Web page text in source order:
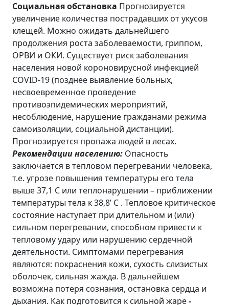
Социальная обстановка Прогнозируется
увеличение количества пострадавших от укусов
клещей. Можно ожидать дальнейшего
продолжения роста заболеваемости, гриппом,
ОРВИ и ОКИ. Существует риск заболевания
населения новой короновирусной инфекцией
COVID-19 (позднее выявление больных,
несвоевременное проведение
противоэпидемических мероприятий,
несоблюдение, нарушение гражданами режима
самоизоляции, социальной дистанции).
Прогнозируется пропажа людей в лесах.
Рекомендации населению: Опасность
заключается в тепловом перегревании человека,
т.е. угрозе повышения температуры его тела
выше 37,1 C или теплонарушении – приближении
температуры тела к 38,8’ C . Тепловое критическое
состояние наступает при длительном и (или)
сильном перегревании, способном привести к
тепловому удару или нарушению сердечной
деятельности. Симптомами перегревания
являются: покраснения кожи, сухость слизистых
оболочек, сильная жажда. В дальнейшем
возможна потеря сознания, остановка сердца и
дыхания. Как подготовится к сильной жаре-